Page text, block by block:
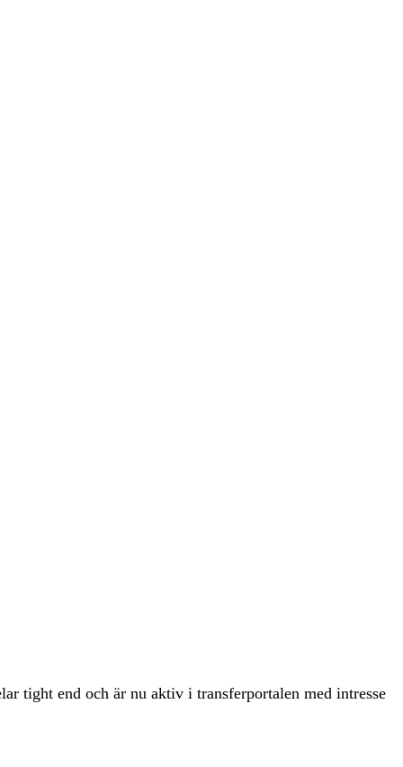
tight end och är nu aktiv i transferportalen med intresse